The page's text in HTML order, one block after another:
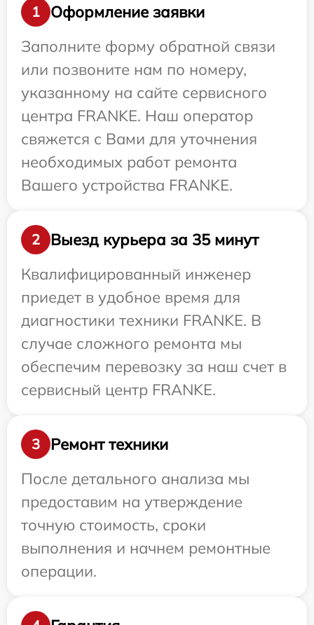
1
Оформление заявки
Заполните форму обратной связи
или позвоните нам по номеру,
указанному на сайте сервисного
центра FRANKE. Наш оператор
свяжется с Вами для уточнения
необходимых работ ремонта
Вашего устройства FRANKE.
2
Выезд курьера за 35 минут
Квалифицированный инженер
приедет в удобное время для
диагностики техники FRANKE. В
случае сложного ремонта мы
обеспечим перевозку за наш счет в
сервисный центр FRANKE.
3
Ремонт техники
После детального анализа мы
предоставим на утверждение
точную стоимость, сроки
выполнения и начнем ремонтные
операции.